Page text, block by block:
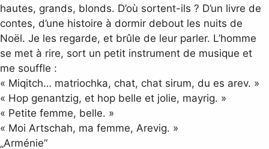
hautes, grands, blonds. D’où sortent-ils ? D’un livre de
contes, d’une histoire à dormir debout les nuits de
Noël. Je les regarde, et brûle de leur parler. L’homme
se met à rire, sort un petit instrument de musique et
me souffle :
« Miqitch… matriochka, chat, chat sirum, du es arev. »
« Hop genantzig, et hop belle et jolie, mayrig. »
« Petite femme, belle. »
« Moi Artschah, ma femme, Arevig. »
„Arménie“